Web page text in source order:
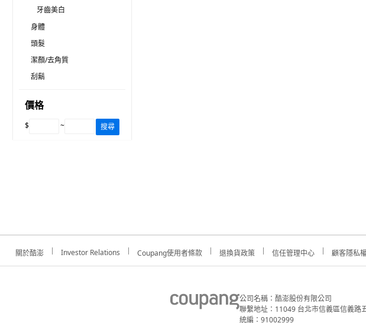
牙齒美白
身體
頭髮
潔顏/去角質
刮鬍
價格
$ ~ 搜尋
關於酷澎 Investor Relations Coupang使用者條款 退換貨政策 信任管理中心 顧客隱私
公司名稱：酷澎股份有限公司
聯繫地址：11049 台北市信義區信義路
統編：91002999